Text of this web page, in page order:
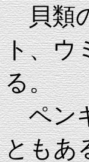
貝類の
ト、ウ
る。
ペンギ
ともあ